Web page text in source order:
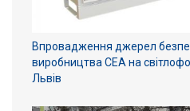
Впровадження джерел
виробництва СЕА на
Львів